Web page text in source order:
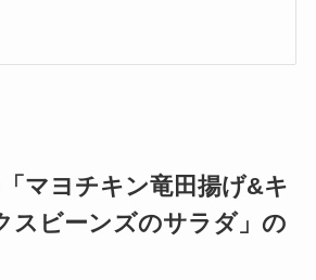
マヨチキン竜田揚げ&キ
スビーンズのサラダ」の